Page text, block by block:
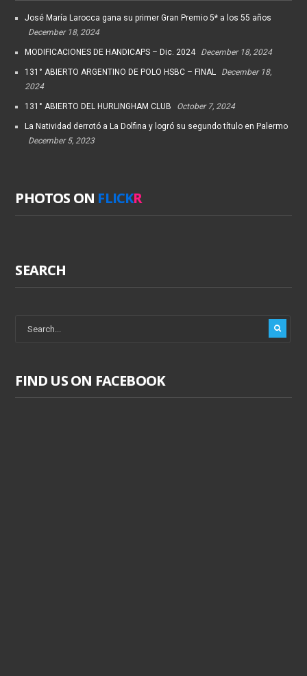
José María Larocca gana su primer Gran Premio 5* a los 55 años
December 18, 2024
MODIFICACIONES DE HANDICAPS – Dic. 2024 December 18, 2024
131° ABIERTO ARGENTINO DE POLO HSBC – FINAL
December 18,
2024
131° ABIERTO DEL HURLINGHAM CLUB October 7, 2024
La Natividad derrotó a La Dolfina y logró su segundo título en Palermo
December 5, 2023
PHOTOS ON FLICKR
SEARCH
FIND US ON FACEBOOK